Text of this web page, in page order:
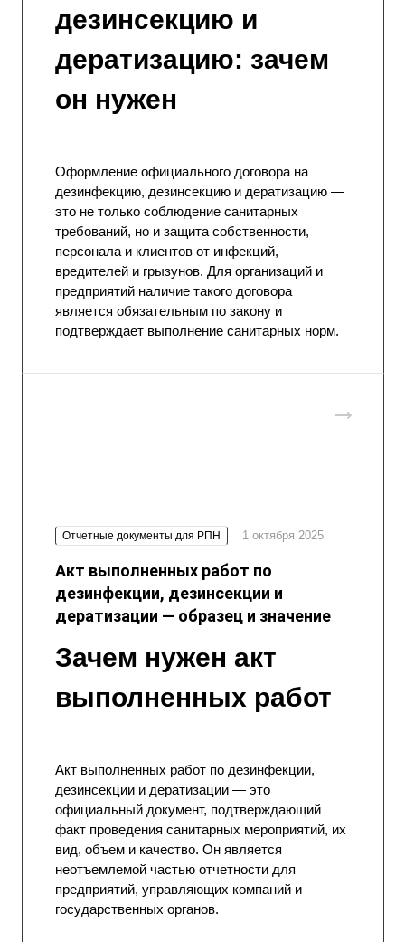
дезинсекцию и
дератизацию: зачем
он нужен
Оформление официального договора на
дезинфекцию, дезинсекцию и дератизацию —
это не только соблюдение санитарных
требований, но и защита собственности,
персонала и клиентов от инфекций,
вредителей и грызунов. Для организаций и
предприятий наличие такого договора
является обязательным по закону и
подтверждает выполнение санитарных норм.
Отчетные документы для РПН 1 октября 2025
Акт выполненных работ по
дезинфекции, дезинсекции и
дератизации — образец и значение
Зачем нужен акт
выполненных работ
Акт выполненных работ по дезинфекции,
дезинсекции и дератизации — это
официальный документ, подтверждающий
факт проведения санитарных мероприятий, их
вид, объем и качество. Он является
неотъемлемой частью отчетности для
предприятий, управляющих компаний и
государственных органов.